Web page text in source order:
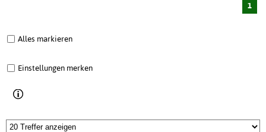
1
Alles markieren
Einstellungen merken